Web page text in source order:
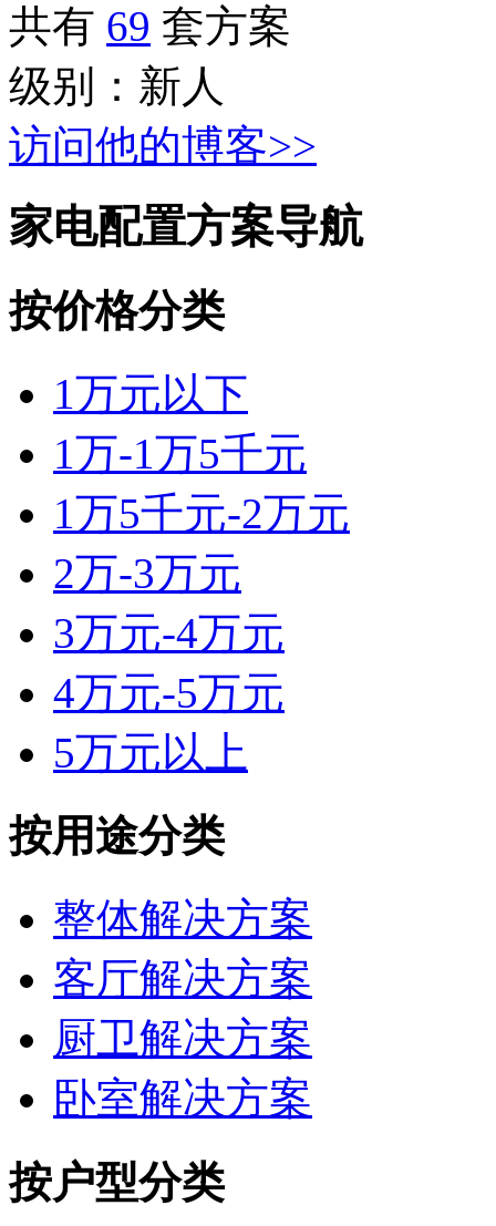
共有 69 套方案
级别： 新人
访问他的博客>>
家电配置方案导航
按价格分类
1万元以下
1万-1万5千元
1万5千元-2万元
2万-3万元
3万元-4万元
4万元-5万元
5万元以上
按用途分类
整体解决方案
客厅解决方案
厨卫解决方案
卧室解决方案
按户型分类